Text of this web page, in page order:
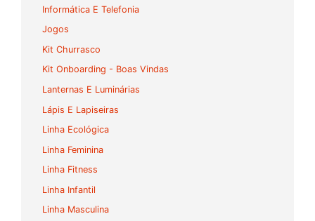
Informática E Telefonia
Jogos
Kit Churrasco
Kit Onboarding - Boas Vindas
Lanternas E Luminárias
Lápis E Lapiseiras
Linha Ecológica
Linha Feminina
Linha Fitness
Linha Infantil
Linha Masculina